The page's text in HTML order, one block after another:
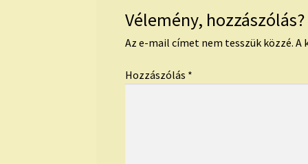
Vélemény, hozzászólás?
Az e-mail címet nem tesszük közzé. A
Hozzászólás *